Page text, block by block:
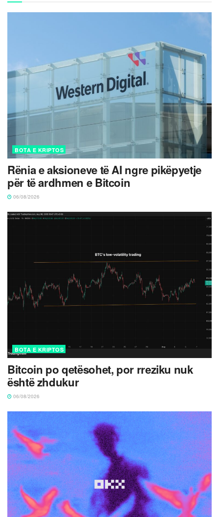
BOTA E KRIPTOS
Rënia e aksioneve të AI ngre pikëpyetje
për të ardhmen e Bitcoin
06/08/2026
BOTA E KRIPTOS
Bitcoin po qetësohet, por rreziku nuk
është zhdukur
06/08/2026